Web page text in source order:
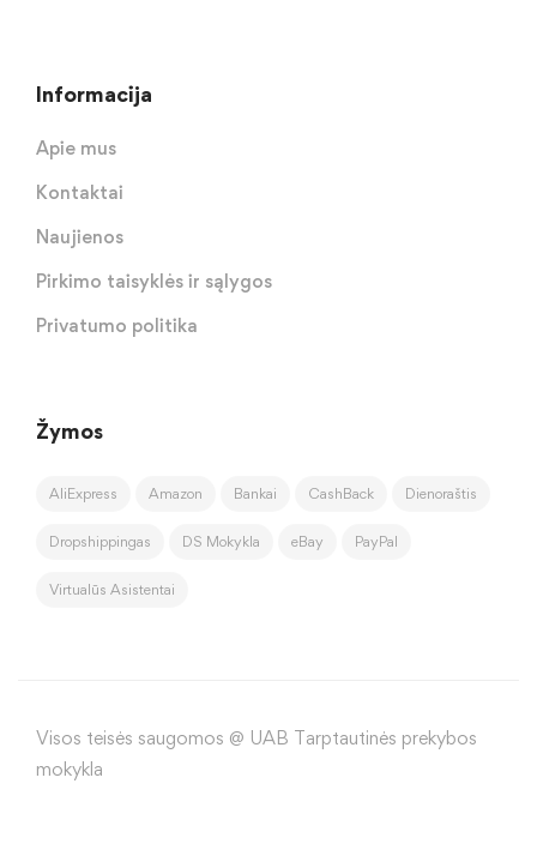
Informacija
Apie mus
Kontaktai
Naujienos
Pirkimo taisyklės ir sąlygos
Privatumo politika
Žymos
AliExpress Amazon Bankai CashBack Dienoraštis
Dropshippingas DS Mokykla eBay PayPal
Virtualūs Asistentai
Visos teisės saugomos @ UAB Tarptautinės prekybos
mokykla